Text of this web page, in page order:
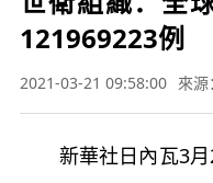
121969223例
2021-03-21 09:58:00 來源
新華社日內瓦3月